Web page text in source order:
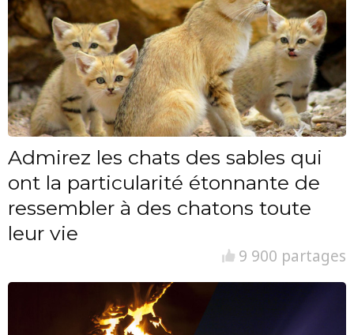
Admirez les chats des sables qui
ont la particularité étonnante de
ressembler à des chatons toute
leur vie
9 900 partages